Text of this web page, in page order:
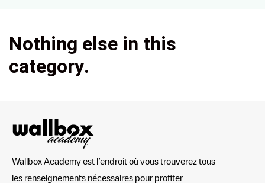
Nothing else in this
category.
Wallbox Academy est l’endroit où vous trouverez tous
les renseignements nécessaires pour profiter